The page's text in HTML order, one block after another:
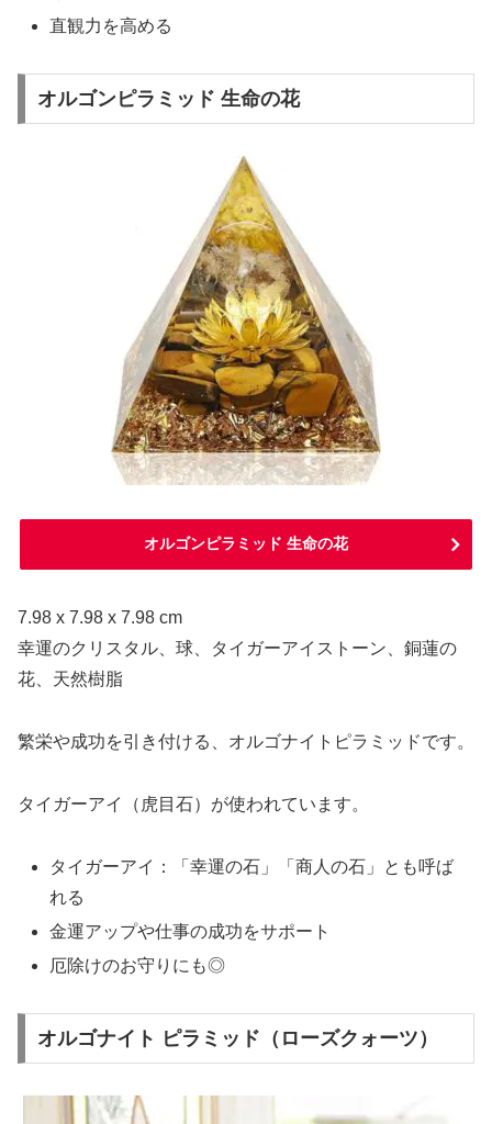
直観力を高める
オルゴンピラミッド 生命の花
オルゴンピラミッド 生命の花
‎7.98 x 7.98 x 7.98 cm
幸運のクリスタル、球、タイガーアイストーン、銅蓮の
花、天然樹脂
繁栄や成功を引き付ける、オルゴナイトピラミッドです。
タイガーアイ（虎目石）が使われています。
タイガーアイ：「幸運の石」「商人の石」とも呼ば
れる
金運アップや仕事の成功をサポート
厄除けのお守りにも◎
オルゴナイト ピラミッド（ローズクォーツ）